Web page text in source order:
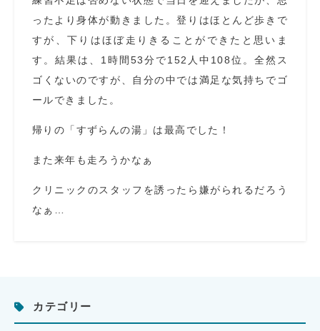
ったより身体が動きました。登りはほとんど歩きで
すが、下りはほぼ走りきることができたと思いま
す。結果は、1時間53分で152人中108位。全然ス
ゴくないのですが、自分の中では満足な気持ちでゴ
ールできました。
帰りの「すずらんの湯」は最高でした！
また来年も走ろうかなぁ
クリニックのスタッフを誘ったら嫌がられるだろう
なぁ…
カテゴリー